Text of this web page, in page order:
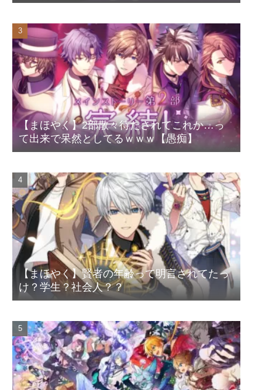
【まほやく】2部散々待たされてこれか…っ
て出来で呆然としてるｗｗｗ【愚痴】
【まほやく】賢者の年齢って明言されてたっ
け？学生？社会人？？